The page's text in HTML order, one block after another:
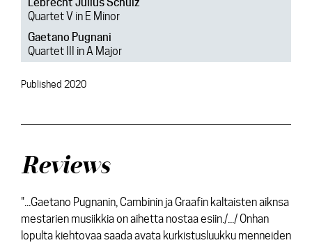
Quartet V in E Minor
Gaetano Pugnani
Quartet III in A Major
Published 2020
Reviews
"...Gaetano Pugnanin, Cambinin ja Graafin kaltaisten aiknsa
mestarien musiikkia on aihetta nostaa esiin./.../ Onhan
lopulta kiehtovaa saada avata kurkistusluukku menneiden